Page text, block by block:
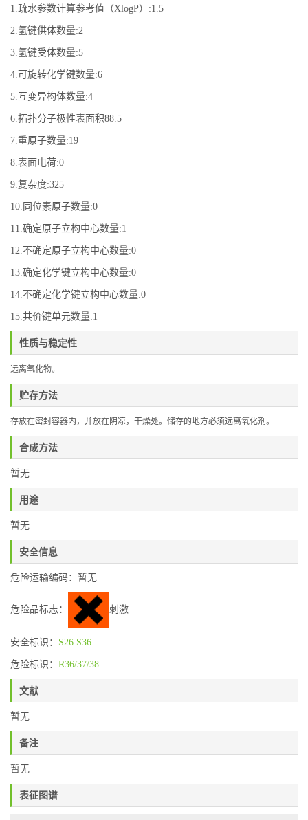
1.疏水参数计算参考值（XlogP）:1.5
2.氢键供体数量:2
3.氢键受体数量:5
4.可旋转化学键数量:6
5.互变异构体数量:4
6.拓扑分子极性表面积88.5
7.重原子数量:19
8.表面电荷:0
9.复杂度:325
10.同位素原子数量:0
11.确定原子立构中心数量:1
12.不确定原子立构中心数量:0
13.确定化学键立构中心数量:0
14.不确定化学键立构中心数量:0
15.共价键单元数量:1
性质与稳定性
远离氧化物。
贮存方法
存放在密封容器内，并放在阴凉，干燥处。储存的地方必须远离氧化剂。
合成方法
暂无
用途
暂无
安全信息
危险运输编码：暂无
危险品标志： 刺激
安全标识： S26 S36
危险标识： R36/37/38
文献
暂无
备注
暂无
表征图谱